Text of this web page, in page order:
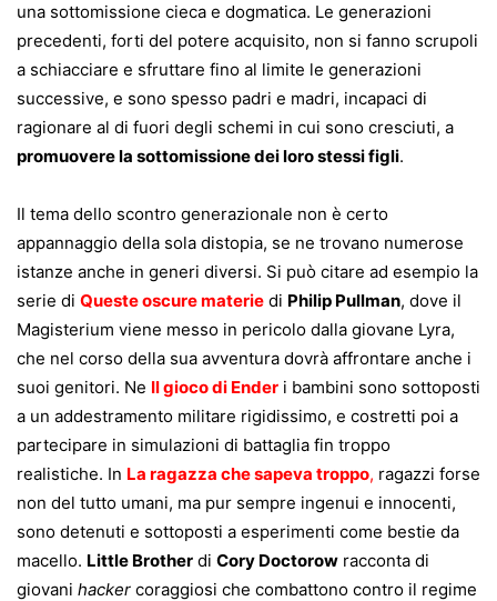
una sottomissione cieca e dogmatica. Le generazioni
precedenti, forti del potere acquisito, non si fanno scrupoli
a schiacciare e sfruttare fino al limite le generazioni
successive, e sono spesso padri e madri, incapaci di
ragionare al di fuori degli schemi in cui sono cresciuti, a
promuovere la sottomissione dei loro stessi figli.
Il tema dello scontro generazionale non è certo
appannaggio della sola distopia, se ne trovano numerose
istanze anche in generi diversi. Si può citare ad esempio la
serie di Queste oscure materie di Philip Pullman, dove il
Magisterium viene messo in pericolo dalla giovane Lyra,
che nel corso della sua avventura dovrà affrontare anche i
suoi genitori. Ne Il gioco di Ender i bambini sono sottoposti
a un addestramento militare rigidissimo, e costretti poi a
partecipare in simulazioni di battaglia fin troppo
realistiche. In La ragazza che sapeva troppo, ragazzi forse
non del tutto umani, ma pur sempre ingenui e innocenti,
sono detenuti e sottoposti a esperimenti come bestie da
macello. Little Brother di Cory Doctorow racconta di
giovani hacker coraggiosi che combattono contro il regime